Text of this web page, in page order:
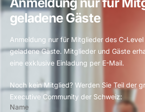
geladene Gäste
Anmeldung nur für Mitglieder des C-
geladene Gäste. Mitglieder und Gäste
eine exklusive Einladung per E-Mail.
Noch kein Mitglied? Werden Sie Teil der
Executive Community der Schweiz:
Name